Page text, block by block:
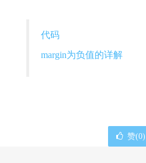
代码
margin为负值的详解
赞(0)